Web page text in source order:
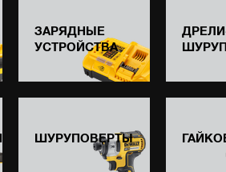
ЗАРЯДНЫЕ
УСТРОЙСТВА
ШУРУПОВЕРТЫ